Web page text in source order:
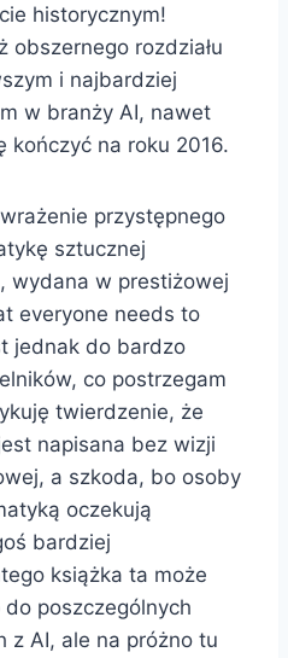
historycznym!
obszernego rozdziału
i najbardziej
w branży AI, nawet
kończyć na roku 2016.
przystępnego
sztucznej
wydana w prestiżowej
everyone needs to
jednak do bardzo
co postrzegam
twierdzenie, że
napisana bez wizji
a szkoda, bo osoby
oczekują
bardziej
książka ta może
poszczególnych
z AI, ale na próżno tu